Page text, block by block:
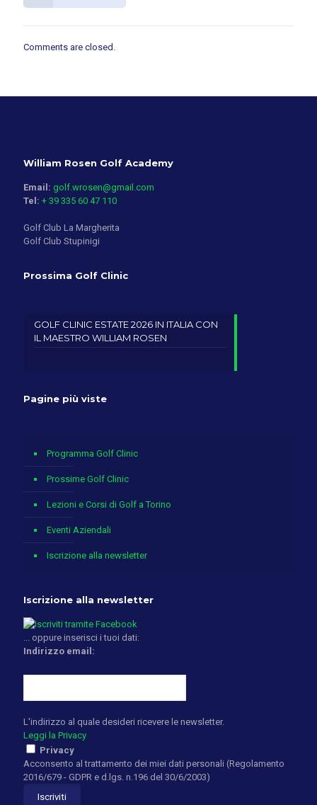
Comments are closed.
William Rosen Golf Academy
Email: golf.wrosen@gmail.com
Tel: + 39 335 60 47 110
Golf Club La Margherita
Golf Club Stupinigi
Prossima Golf Clinic
GOLF CLINIC ESTATE 2026 IN ITALIA CON
IL MAESTRO WILLIAM ROSEN
Pagine più viste
Programma Golf Clinic
Prossime Golf Clinic
Lezioni e Corsi di Golf a Torino
Eventi Aziendali
Iscrizione alla newsletter
Iscrizione alla newsletter
... oppure inserisci i tuoi dati:
Indirizzo email:
L'indirizzo al quale desideri ricevere le newsletter.
Leggi la Privacy
Privacy
Acconsento al trattamento dei miei dati personali (Regolamento
2016/679 - GDPR e d.lgs. n.196 del 30/6/2003)